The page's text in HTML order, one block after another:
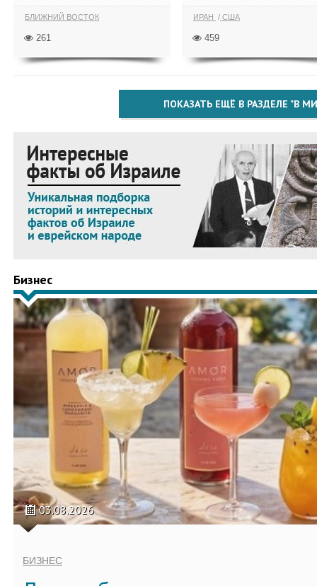
БЛИЖНИЙ ВОСТОК
261
ИРАН США
459
ПОКАЗАТЬ ЕЩЁ В РАЗДЕЛЕ "В
Бизнес
03.08.2026
БИЗНЕС